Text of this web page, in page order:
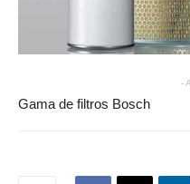
-
Gama de filtros Bosch